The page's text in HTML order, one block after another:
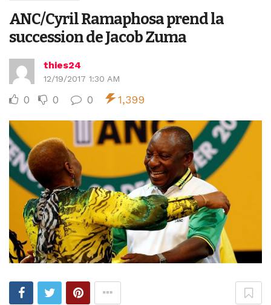
ANC/Cyril Ramaphosa prend la
succession de Jacob Zuma
thies24
12/19/2017 1:30 AM
0 0 0 1,399